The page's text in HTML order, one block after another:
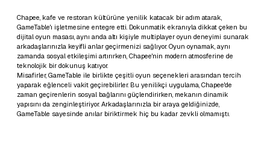
Chapee, kafe ve restoran kültürüne yenilik katacak bir adım atarak,
GameTable'ı işletmesine entegre etti. Dokunmatik ekranıyla dikkat çeken bu
dijital oyun masası, aynı anda altı kişiyle multiplayer oyun deneyimi sunarak
arkadaşlarınızla keyifli anlar geçirmenizi sağlıyor. Oyun oynamak, aynı
zamanda sosyal etkileşimi artırırken, Chapee'nin modern atmosferine de
teknolojik bir dokunuş katıyor.
Misafirler, GameTable ile birlikte çeşitli oyun seçenekleri arasından tercih
yaparak eğlenceli vakit geçirebilirler. Bu yenilikçi uygulama, Chapee'de
zaman geçirenlerin sosyal bağlarını güçlendirirken, mekanın dinamik
yapısını da zenginleştiriyor. Arkadaşlarınızla bir araya geldiğinizde,
GameTable sayesinde anılar biriktirmek hiç bu kadar zevkli olmamıştı.